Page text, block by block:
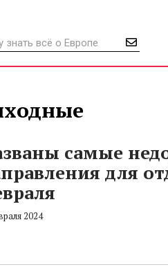
самые
для
2024